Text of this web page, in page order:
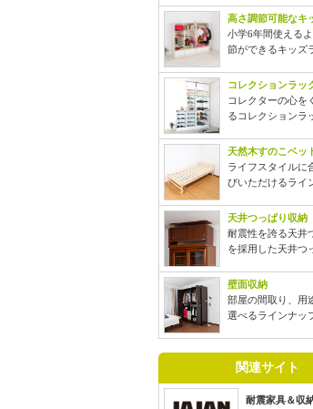
高さ調節可能なキ
小学6年間使える
節ができるキッズ
コレクションラッ
コレクターの心を
るコレクションラ
天然木すのこベッ
ライフスタイルに
びいただけるライ
天井つっぱり収納
耐震性を誇る天井
を採用した天井つ
壁面収納
部屋の間取り、用
選べるラインナッ
関連サイト
耐震家具＆収